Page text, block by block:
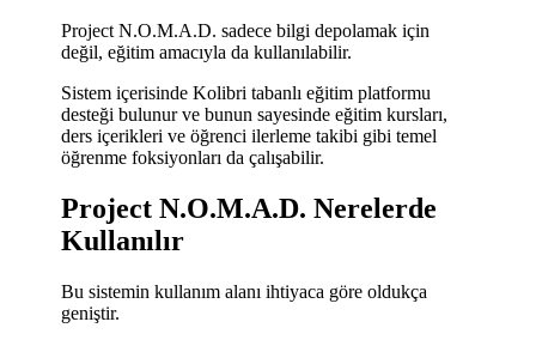
Project N.O.M.A.D. sadece bilgi depolamak için
değil, eğitim amacıyla da kullanılabilir.
Sistem içerisinde Kolibri tabanlı eğitim platformu
desteği bulunur ve bunun sayesinde eğitim kursları,
ders içerikleri ve öğrenci ilerleme takibi gibi temel
öğrenme foksiyonları da çalışabilir.
Project N.O.M.A.D. Nerelerde
Kullanılır
Bu sistemin kullanım alanı ihtiyaca göre oldukça
geniştir.